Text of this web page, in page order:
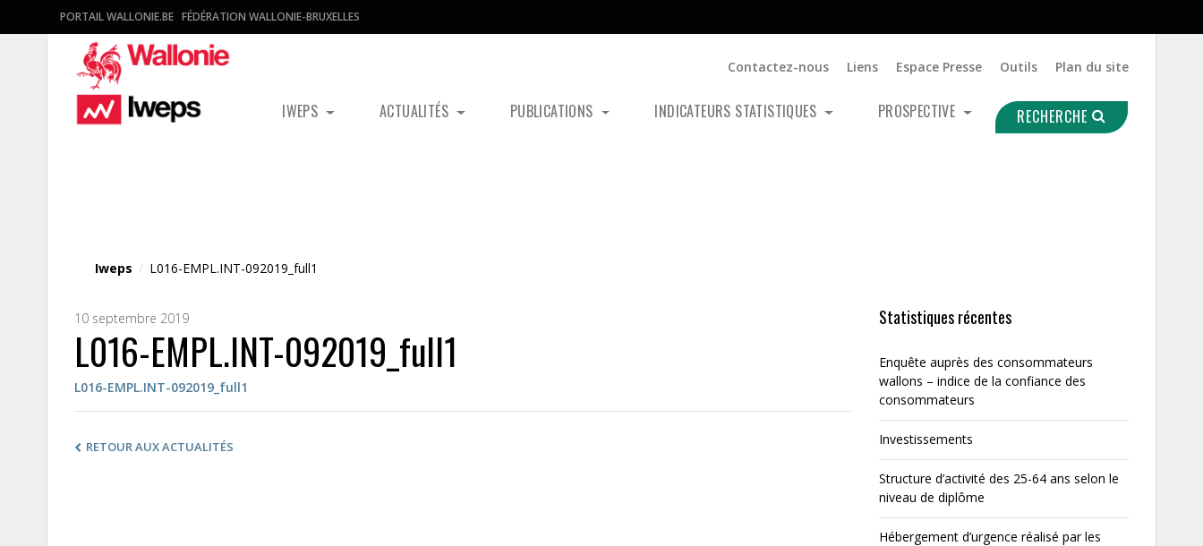
PORTAIL WALLONIE.BE FÉDÉRATION WALLONIE-BRUXELLES
Contactez-nous Liens Espace Presse Outils Plan du site
IWEPS ACTUALITÉS PUBLICATIONS INDICATEURS STATISTIQUES PROSPECTIVE RECHERCHE
Iweps / L016-EMPL.INT-092019_full1
10 septembre 2019
L016-EMPL.INT-092019_full1
L016-EMPL.INT-092019_full1
RETOUR AUX ACTUALITÉS
Statistiques récentes
Enquête auprès des consommateurs
wallons – indice de la confiance des
consommateurs
Investissements
Structure d’activité des 25-64 ans selon le
niveau de diplôme
Hébergement d’urgence réalisé par les